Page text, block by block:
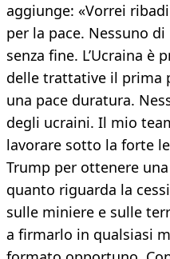
aggiunge: «Vorrei
per la pace. Nessuno
senza fine. L’Ucraina è
delle trattative il prima
una pace duratura.
degli ucraini. Il mio
lavorare sotto la forte
Trump per ottenere
quanto riguarda la
sulle miniere e sulle
a firmarlo in qualsiasi